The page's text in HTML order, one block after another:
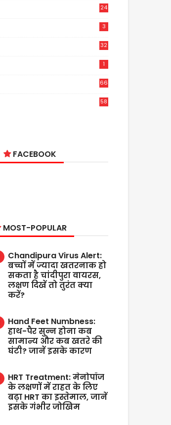
24
3
32
1
66
58
FACEBOOK
MOST-POPULAR
Chandipura Virus Alert:
बच्चों में ज्यादा खतरनाक हो
सकता है चांदीपुरा वायरस,
लक्षण दिखें तो तुरंत क्या
करें?
Hand Feet Numbness:
हाथ-पैर सुन्न होना कब
सामान्य और कब खतरे की
घंटी? जानें इसके कारण
HRT Treatment: मेनोपॉज
के लक्षणों में राहत के लिए
बढ़ा HRT का इस्तेमाल, जानें
इसके गंभीर जोखिम